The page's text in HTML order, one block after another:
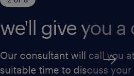
we'll give you a
Our consultant will call you
suitable time to discuss your